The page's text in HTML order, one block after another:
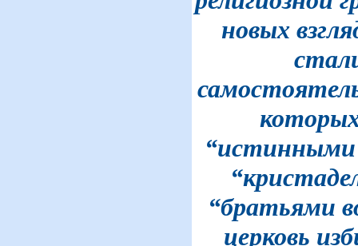
новых
“братьями
церковь